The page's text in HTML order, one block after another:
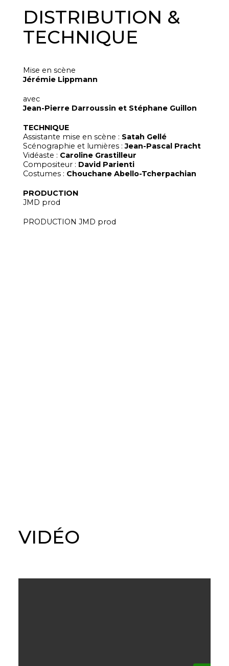
DISTRIBUTION &
TECHNIQUE
Mise en scène
Jérémie Lippmann
avec
Jean-Pierre Darroussin et Stéphane Guillon
TECHNIQUE
Assistante mise en scène : Satah Gellé
Scénographie et lumières :Jean-Pascal Pracht
Vidéaste : Caroline Grastilleur
Compositeur : David Parienti
Costumes : Chouchane Abello-Tcherpachian
PRODUCTION
JMD prod
PRODUCTION JMD prod
VIDÉO